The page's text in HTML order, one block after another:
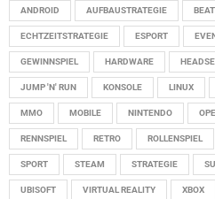
ANDROID AUFBAUSTRATEGIE
ECHTZEITSTRATEGIE ESPORT
GEWINNSPIEL HARDWARE
JUMP 'N' RUN KONSOLE LINUX
MMO MOBILE NINTENDO
RENNSPIEL RETRO ROLLENSPIEL
SPORT STEAM STRATEGIE
UBISOFT VIRTUAL REALITY XBOX